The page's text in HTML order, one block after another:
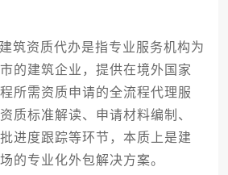
资质代办是指专业服务机构为
的建筑企业，提供在境外国家
所需资质申请的全流程代理服
质标准解读、申请材料编制、
进度跟踪等环节，本质上是建
的专业化外包解决方案。